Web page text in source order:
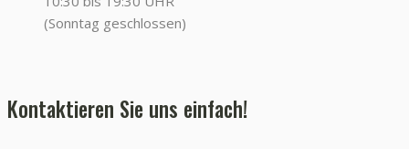
(Sonntag geschlossen)
Kontaktieren Sie uns einfach!